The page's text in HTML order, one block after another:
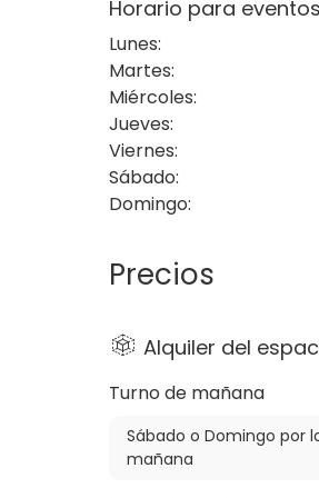
Disfruta de la
y supermercados a
salida de la ciudad, y
contamos con acceso
todos tus asistentes.
La Jota 57 lo tiene todo
adaptación o
Horario para eventos
Lunes:
Martes:
Miércoles:
Jueves:
Viernes:
Sábado:
Domingo:
Precios
Alquiler del
Turno de mañana
Sábado o Domingo por
mañana